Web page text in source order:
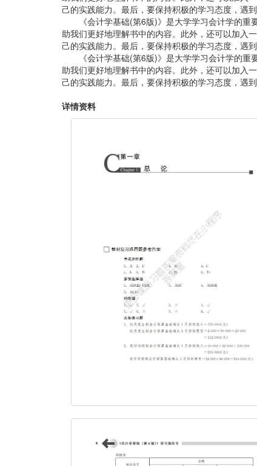
己的实践能力。最后，要保持积极的学习态度，遇
《会计学基础(第6版)》是大学学习会计学的
助我们更好地理解书中的内容。此外，还可以加入
己的实践能力。最后，要保持积极的学习态度，遇
《会计学基础(第6版)》是大学学习会计学的
助我们更好地理解书中的内容。此外，还可以加入
己的实践能力。最后，要保持积极的学习态度，遇
详情资料